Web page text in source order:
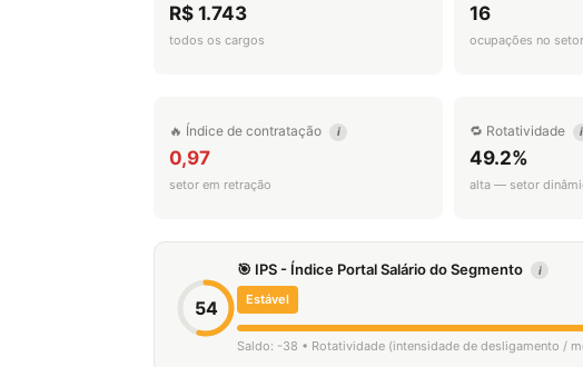
R$ 1.743
todos os cargos
16
ocupações no setor
🔥 Índice de contratação i
0,97
setor em retração
🔁 Rotatividade i
49.2%
alta — setor
54
🎯 IPS - Índice Portal Salário do Segmento i
Estável
Saldo: -38 • Rotatividade (intensidade de desligamento /